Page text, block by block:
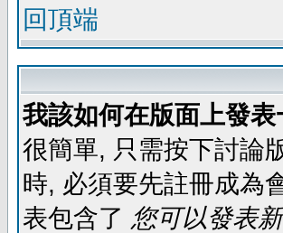
回頂端
我該如何在版面上發
很簡單, 只需按下討論
時, 必須要先註冊成為
表包含了 您可以發表